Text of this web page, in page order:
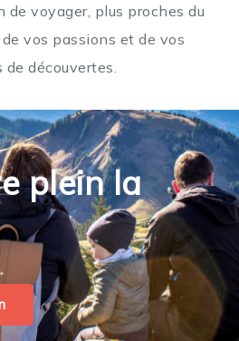
de voyager, plus proches du
vos passions et de vos
découvertes.
plein la